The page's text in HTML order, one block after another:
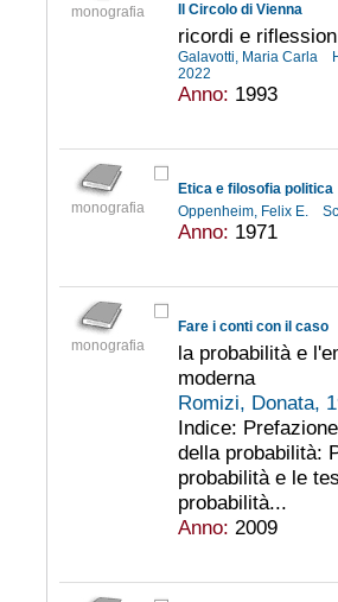
monografia Il Circolo di Vienna
ricordi e
Galavotti, Maria Carla
2022
Anno: 1993
monografia
Etica e filosofia politica
Oppenheim, Felix E.
Anno: 1971
monografia
Fare i conti con il caso
la probabilità e
moderna
Romizi, Donata,
Indice:
della probabilità:
probabilità e le
probabilità...
Anno: 2009